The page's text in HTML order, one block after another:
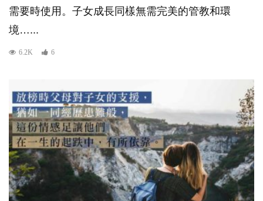
需要時使用。子女成長同樣無需完美的管教和環
境…...
6.2K 6